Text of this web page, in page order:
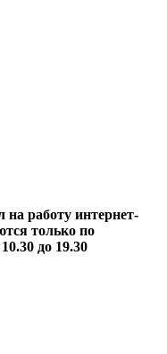
работу интернет-
только по
10.30 до 19.30